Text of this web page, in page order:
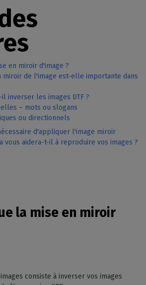
en miroir d'image ?
miroir de l'image est-elle importante dans
inverser les images DTF ?
– mots ou slogans
ou directionnels
d'appliquer l'image miroir
vous aidera-t-il à reproduire vos images ?
la mise en miroir
consiste à inverser vos images